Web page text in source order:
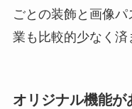
ごとの装飾と画像
業も比較的少なく済
オリジナル機能が